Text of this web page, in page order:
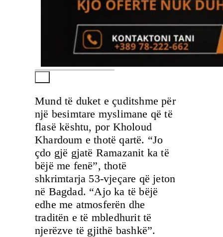
Mund të duket e çuditshme për
një besimtare myslimane që të
flasë kështu, por Kholoud
Khardoum e thotë qartë. “Jo
çdo gjë gjatë Ramazanit ka të
bëjë me fenë”, thotë
shkrimtarja 53-vjeçare që jeton
në Bagdad. “Ajo ka të bëjë
edhe me atmosferën dhe
traditën e të mbledhurit të
njerëzve të gjithë bashkë”.